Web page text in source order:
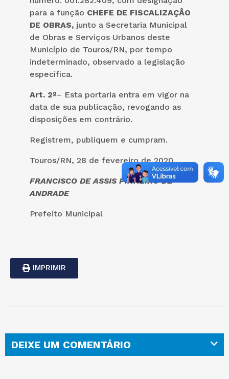
para a função CHEFE DE FISCALIZAÇÂO
DE OBRAS, junto a Secretaria Municipal
de Obras e Serviços Urbanos deste
Município de Touros/RN, por tempo
indeterminado, observado a legislação
específica.
Art. 2º– Esta portaria entra em vigor na
data de sua publicação, revogando as
disposições em contrário.
Registrem, publiquem e cumpram.
Touros/RN, 28 de fevereiro de 2020.
FRANCISCO DE ASSIS PINHEIRO DE
ANDRADE
Prefeito Municipal
IMPRIMIR
DEIXE UM COMENTÁRIO